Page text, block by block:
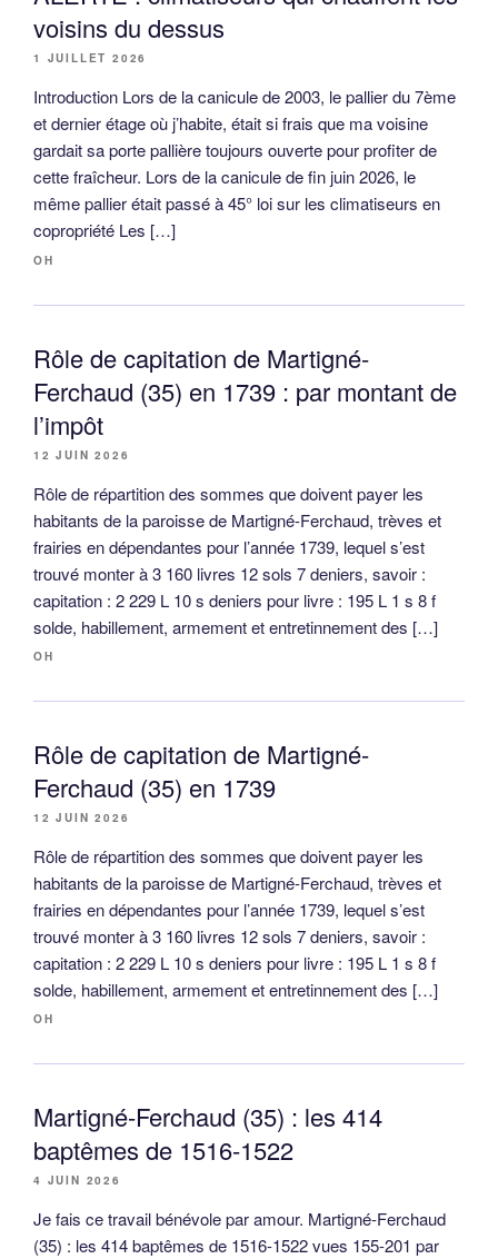
voisins du dessus
1 JUILLET 2026
Introduction Lors de la canicule de 2003, le pallier du 7ème
et dernier étage où j’habite, était si frais que ma voisine
gardait sa porte pallière toujours ouverte pour profiter de
cette fraîcheur. Lors de la canicule de fin juin 2026, le
même pallier était passé à 45° loi sur les climatiseurs en
copropriété Les […]
OH
Rôle de capitation de Martigné-
Ferchaud (35) en 1739 : par montant de
l’impôt
12 JUIN 2026
Rôle de répartition des sommes que doivent payer les
habitants de la paroisse de Martigné-Ferchaud, trèves et
frairies en dépendantes pour l’année 1739, lequel s’est
trouvé monter à 3 160 livres 12 sols 7 deniers, savoir :
capitation : 2 229 L 10 s deniers pour livre : 195 L 1 s 8 f
solde, habillement, armement et entretinnement des […]
OH
Rôle de capitation de Martigné-
Ferchaud (35) en 1739
12 JUIN 2026
Rôle de répartition des sommes que doivent payer les
habitants de la paroisse de Martigné-Ferchaud, trèves et
frairies en dépendantes pour l’année 1739, lequel s’est
trouvé monter à 3 160 livres 12 sols 7 deniers, savoir :
capitation : 2 229 L 10 s deniers pour livre : 195 L 1 s 8 f
solde, habillement, armement et entretinnement des […]
OH
Martigné-Ferchaud (35) : les 414
baptêmes de 1516-1522
4 JUIN 2026
Je fais ce travail bénévole par amour. Martigné-Ferchaud
(35) : les 414 baptêmes de 1516-1522 vues 155-201 par